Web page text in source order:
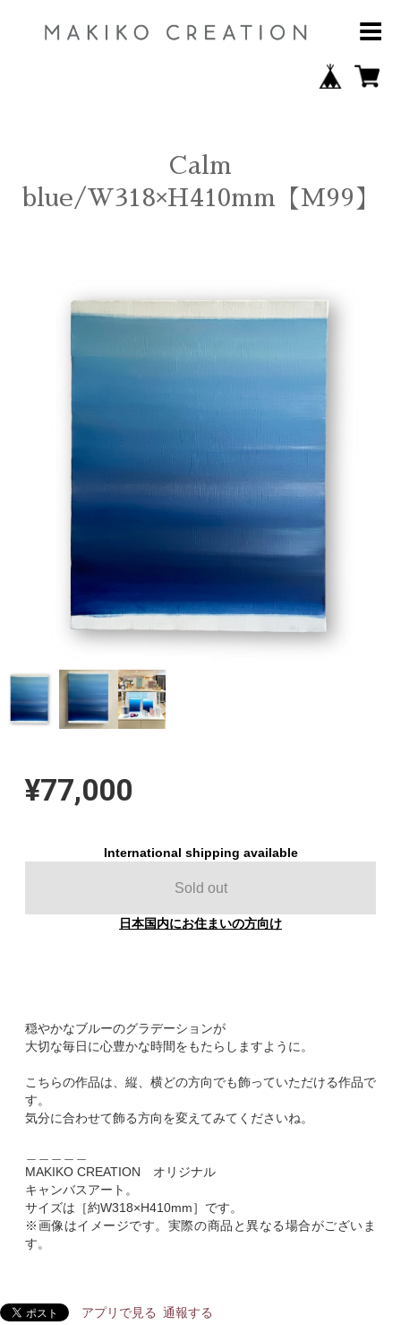
Calm
blue/W318×H410mm【M99】
¥77,000
International shipping available
Sold out
日本国内にお住まいの方向け
穏やかなブルーのグラデーションが
大切な毎日に心豊かな時間をもたらしますように。
こちらの作品は、縦、横どの方向でも飾っていただける作品で
す。
気分に合わせて飾る方向を変えてみてくださいね。
MAKIKO CREATION オリジナル
キャンバスアート。
サイズは［約W318×H410mm］です。
※画像はイメージです。実際の商品と異なる場合がございま
す。
アプリで見る 通報する